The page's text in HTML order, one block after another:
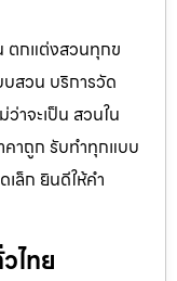
ตกแต่งสวนทุกข
สวน บริการวัด
าจะเป็น สวนใน
คาถูก รับทำทุกแบบ
ล็ก ยินดีให้คำ
ไทย